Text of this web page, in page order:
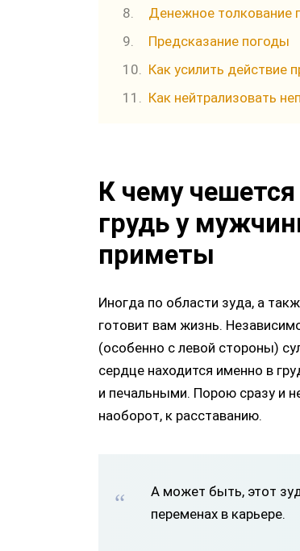
Денежное толкование
Предсказание погоды
Как усилить действие
Как нейтрализовать
К чему
грудь у
приметы
Иногда по области зуда, а
готовит вам жизнь.
(особенно с левой стороны)
сердце находится именно в
и печальными. Порою сразу и
наоборот, к расставанию.
А может быть, этот
переменах в карьере.